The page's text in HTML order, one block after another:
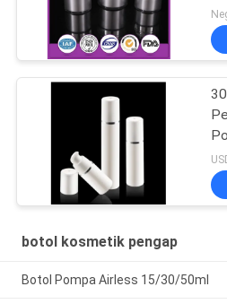
botol kosmetik pengap
Botol Pompa Airless 15/30/50ml